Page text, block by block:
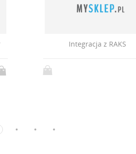
Integracja z